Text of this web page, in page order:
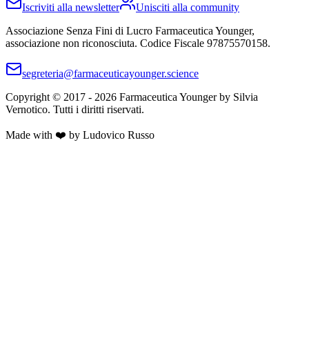
Iscriviti alla newsletter
Unisciti alla community
Associazione Senza Fini di Lucro Farmaceutica Younger,
associazione non riconosciuta. Codice Fiscale 97875570158.
segreteria@farmaceuticayounger.science
Copyright © 2017 - 2026 Farmaceutica Youngerby Silvia
Vernotico. Tutti i diritti riservati.
Made with ❤️ by Ludovico Russo